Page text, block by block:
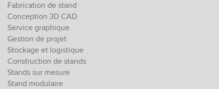
Fabrication de stand
Conception 3D CAD
Service graphique
Gestion de projet
Stockage et logistique
Construction de stands
Stands sur mesure
Stand modulaire